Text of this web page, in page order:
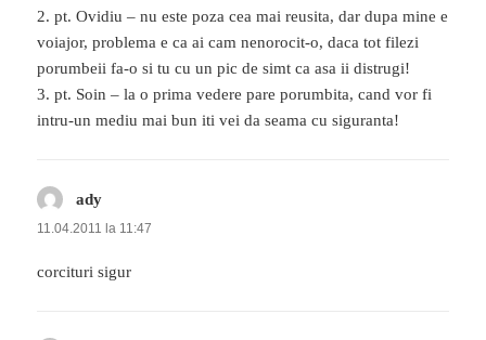
2. pt. Ovidiu – nu este poza cea mai reusita, dar dupa mine e
voiajor, problema e ca ai cam nenorocit-o, daca tot filezi
porumbeii fa-o si tu cu un pic de simt ca asa ii distrugi!
3. pt. Soin – la o prima vedere pare porumbita, cand vor fi
intru-un mediu mai bun iti vei da seama cu siguranta!
ady
11.04.2011 la 11:47
corcituri sigur